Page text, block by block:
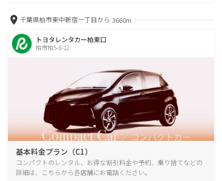
千葉県柏市東中新宿一丁目から 3660m
トヨタレンタカー柏東口
柏市柏5-6-12
基本料金プラン（C1）
コンパクトのレンタル、お得な割引料金や予約、乗り捨てなどの
詳細は、こちらから各店舗にお電話ください。